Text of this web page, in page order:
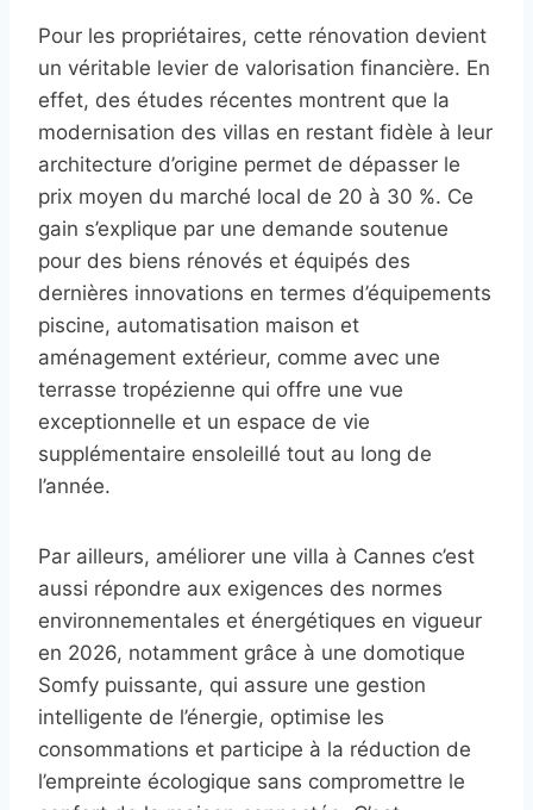
Pour les propriétaires, cette rénovation devient
un véritable levier de valorisation financière. En
effet, des études récentes montrent que la
modernisation des villas en restant fidèle à leur
architecture d’origine permet de dépasser le
prix moyen du marché local de 20 à 30 %. Ce
gain s’explique par une demande soutenue
pour des biens rénovés et équipés des
dernières innovations en termes d’équipements
piscine, automatisation maison et
aménagement extérieur, comme avec une
terrasse tropézienne qui offre une vue
exceptionnelle et un espace de vie
supplémentaire ensoleillé tout au long de
l’année.
Par ailleurs, améliorer une villa à Cannes c’est
aussi répondre aux exigences des normes
environnementales et énergétiques en vigueur
en 2026, notamment grâce à une domotique
Somfy puissante, qui assure une gestion
intelligente de l’énergie, optimise les
consommations et participe à la réduction de
l’empreinte écologique sans compromettre le